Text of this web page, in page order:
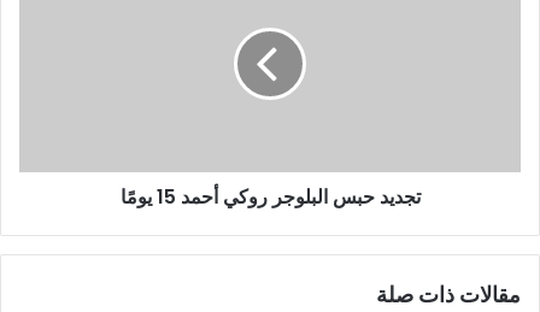
تجديد حبس البلوجر روكي أحمد 15 يومًا
مقالات ذات صلة